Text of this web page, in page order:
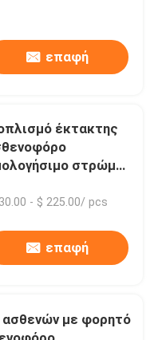
κρεβάτια
επαφή
έκτακτης
στρώμα
στρώμα
ασθενών
- $ 225.00/ pcs
επαφή
με φορητό